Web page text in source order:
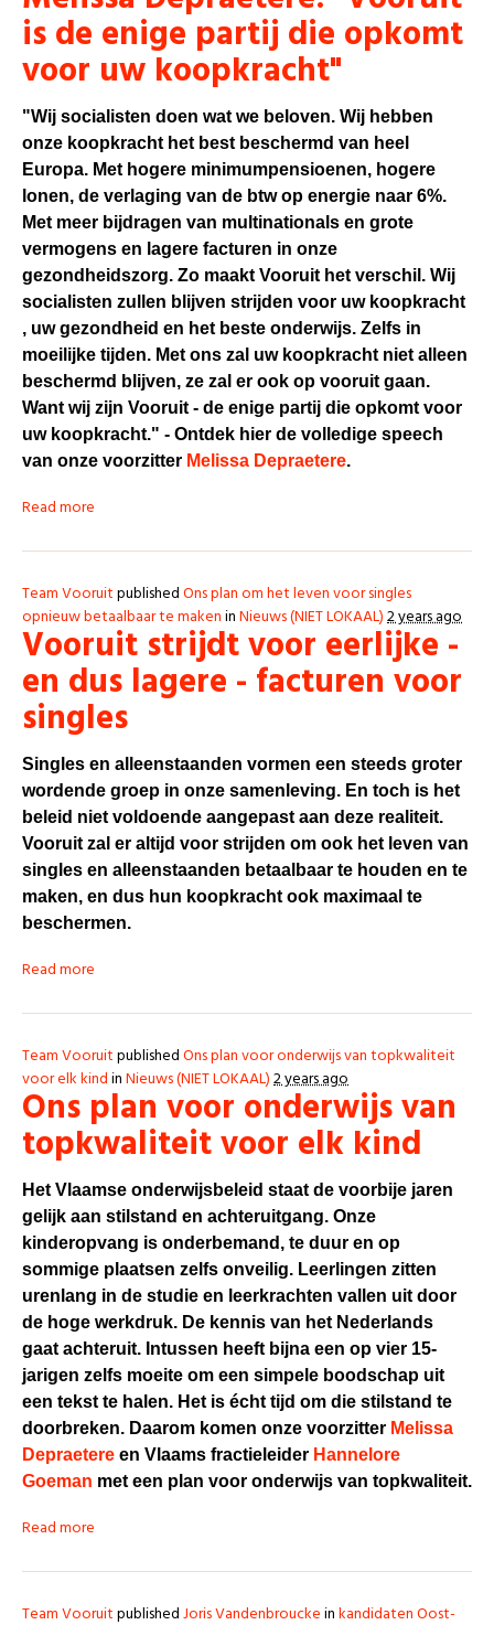
is de enige partij die opkomt
voor uw koopkracht"
"Wij socialisten doen wat we beloven. Wij hebben
onze koopkracht het best beschermd van heel
Europa. Met hogere minimumpensioenen, hogere
lonen, de verlaging van de btw op energie naar 6%.
Met meer bijdragen van multinationals en grote
vermogens en lagere facturen in onze
gezondheidszorg. Zo maakt Vooruit het verschil. Wij
socialisten zullen blijven strijden voor uw koopkracht
, uw gezondheid en het beste onderwijs. Zelfs in
moeilijke tijden. Met ons zal uw koopkracht niet alleen
beschermd blijven, ze zal er ook op vooruit gaan.
Want wij zijn Vooruit - de enige partij die opkomt voor
uw koopkracht." - Ontdek hier de volledige speech
van onze voorzitter Melissa Depraetere.
Read more
Team VooruitpublishedOns plan om het leven voor singles
opnieuw betaalbaar te makeninNieuws (NIET LOKAAL)2 years ago
Vooruit strijdt voor eerlijke -
en dus lagere - facturen voor
singles
Singles en alleenstaanden vormen een steeds groter
wordende groep in onze samenleving. En toch is het
beleid niet voldoende aangepast aan deze realiteit.
Vooruit zal er altijd voor strijden om ook het leven van
singles en alleenstaanden betaalbaar te houden en te
maken, en dus hun koopkracht ook maximaal te
beschermen.
Read more
Team VooruitpublishedOns plan voor onderwijs van topkwaliteit
voor elk kindinNieuws (NIET LOKAAL)2 years ago
Ons plan voor onderwijs van
topkwaliteit voor elk kind
Het Vlaamse onderwijsbeleid staat de voorbije jaren
gelijk aan stilstand en achteruitgang. Onze
kinderopvang is onderbemand, te duur en op
sommige plaatsen zelfs onveilig. Leerlingen zitten
urenlang in de studie en leerkrachten vallen uit door
de hoge werkdruk. De kennis van het Nederlands
gaat achteruit. Intussen heeft bijna een op vier 15-
jarigen zelfs moeite om een simpele boodschap uit
een tekst te halen. Het is écht tijd om die stilstand te
doorbreken. Daarom komen onze voorzitter Melissa
Depraetere en Vlaams fractieleider Hannelore
Goeman met een plan voor onderwijs van topkwaliteit.
Read more
Team VooruitpublishedJoris Vandenbrouckeinkandidaten Oost-